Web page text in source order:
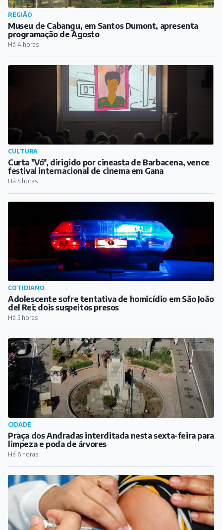
REGIÃO
Museu de Cabangu, em Santos Dumont, apresenta
programação de Agosto
Há 4 horas
CULTURA
Curta "Vó", dirigido por cineasta de Barbacena, vence
festival internacional de cinema em Gana
Há 5 horas
COTIDIANO
Adolescente sofre tentativa de homicídio em São João
del Rei; dois suspeitos presos
Há 5 horas
CIDADE
Praça dos Andradas interditada nesta sexta-feira para
limpeza e poda de árvores
Há 6 horas